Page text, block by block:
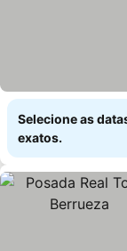
Selecione as
exatos.